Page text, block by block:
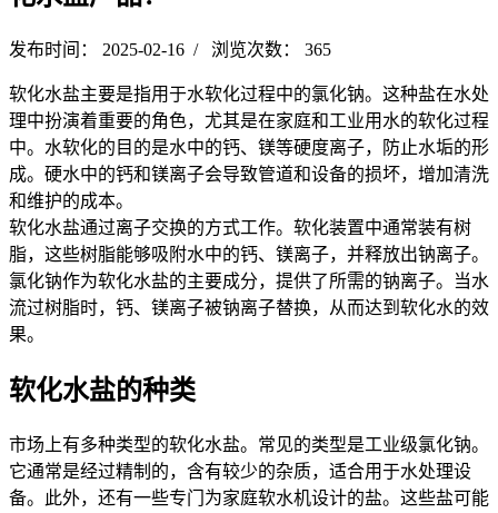
发布时间： 2025-02-16 / 浏览次数： 365
软化水盐主要是指用于水软化过程中的氯化钠。这种盐在水处
理中扮演着重要的角色，尤其是在家庭和工业用水的软化过程
中。水软化的目的是水中的钙、镁等硬度离子，防止水垢的形
成。硬水中的钙和镁离子会导致管道和设备的损坏，增加清洗
和维护的成本。
软化水盐通过离子交换的方式工作。软化装置中通常装有树
脂，这些树脂能够吸附水中的钙、镁离子，并释放出钠离子。
氯化钠作为软化水盐的主要成分，提供了所需的钠离子。当水
流过树脂时，钙、镁离子被钠离子替换，从而达到软化水的效
果。
软化水盐的种类
市场上有多种类型的软化水盐。常见的类型是工业级氯化钠。
它通常是经过精制的，含有较少的杂质，适合用于水处理设
备。此外，还有一些专门为家庭软水机设计的盐。这些盐可能